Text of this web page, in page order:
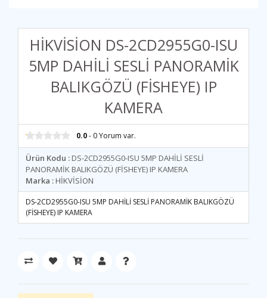
HİKVİSİON DS-2CD2955G0-ISU
5MP DAHİLİ SESLİ PANORAMİK
BALIKGÖZÜ (FİSHEYE) IP
KAMERA
0.0- 0 Yorum var.
Ürün Kodu : DS-2CD2955G0-ISU 5MP DAHİLİ SESLİ
PANORAMİK BALIKGÖZÜ (FİSHEYE) IP KAMERA
Marka :HİKVİSİON
DS-2CD2955G0-ISU 5MP DAHİLİ SESLİ PANORAMİK BALIKGÖZÜ
(FİSHEYE) IP KAMERA